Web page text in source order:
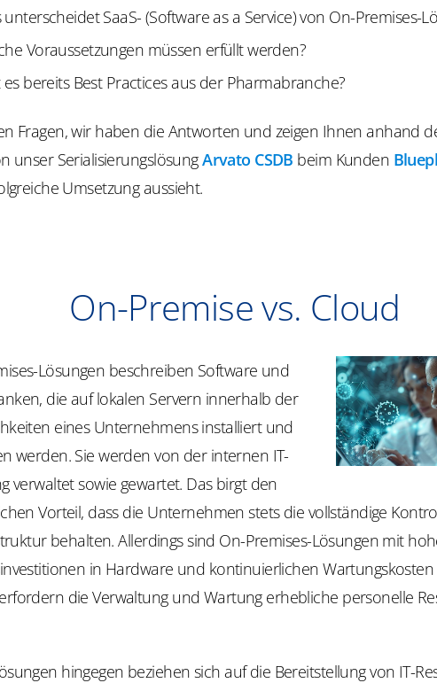
unterscheidet SaaS- (Software as a Service) von On-Premises-
Voraussetzungen müssen erfüllt werden?
es bereits Best Practices aus der Pharmabranche?
Fragen, wir haben die Antworten und zeigen Ihnen anhand
unser SerialisierungslösungArvato CSDB beim Kunden
Umsetzung aussieht.
On-Premise vs. Cloud
Lösungen beschreiben Software und
die auf lokalen Servern innerhalb der
eines Unternehmens installiert und
werden. Sie werden von der internen IT-
verwaltet sowie gewartet. Das birgt den
Vorteil, dass die Unternehmen stets die vollständige
behalten. Allerdings sind On-Premises-Lösungen mit
in Hardware und kontinuierlichen
die Verwaltung und Wartung erhebliche personelle
hingegen beziehen sich auf die Bereitstellung von IT-